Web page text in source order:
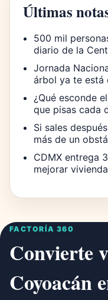
Últimas
500 mil
diario de la
Jornada
árbol ya te está
¿Qué esconde
que pisas cada
Si sales
más de un
CDMX entrega
mejorar
FACTORÍA 360
Convierte
Coyoacán